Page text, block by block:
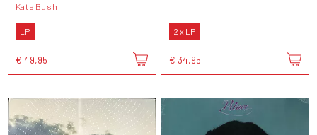
Kate Bush
LP
€ 49,95
2 x LP
€ 34,95